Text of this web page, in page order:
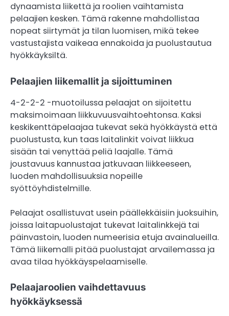
dynaamista liikettä ja roolien vaihtamista
pelaajien kesken. Tämä rakenne mahdollistaa
nopeat siirtymät ja tilan luomisen, mikä tekee
vastustajista vaikeaa ennakoida ja puolustautua
hyökkäyksiltä.
Pelaajien liikemallit ja sijoittuminen
4-2-2-2 -muotoilussa pelaajat on sijoitettu
maksimoimaan liikkuvuusvaihtoehtonsa. Kaksi
keskikenttäpelaajaa tukevat sekä hyökkäystä että
puolustusta, kun taas laitalinkit voivat liikkua
sisään tai venyttää peliä laajalle. Tämä
joustavuus kannustaa jatkuvaan liikkeeseen,
luoden mahdollisuuksia nopeille
syöttöyhdistelmille.
Pelaajat osallistuvat usein päällekkäisiin juoksuihin,
joissa laitapuolustajat tukevat laitalinkkejä tai
päinvastoin, luoden numeerisia etuja avainalueilla.
Tämä liikemalli pitää puolustajat arvailemassa ja
avaa tilaa hyökkäyspelaamiselle.
Pelaajaroolien vaihdettavuus
hyökkäyksessä